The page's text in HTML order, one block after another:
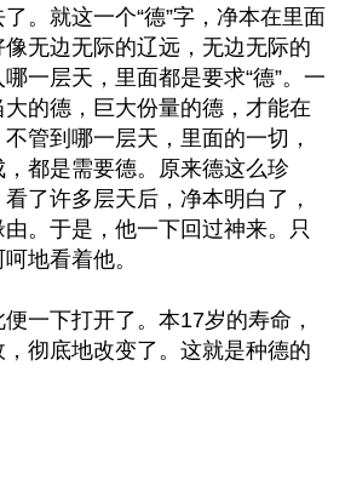
。就这一个“德”字，净本在里面
无边无际的辽远，无边无际的
一层天，里面都是要求“德”。一
的德，巨大份量的德，才能在
管到哪一层天，里面的一切，
都是需要德。原来德这么珍
了许多层天后，净本明白了，
。于是，他一下回过神来。只
地看着他。
一下打开了。本17岁的寿命，
彻底地改变了。这就是种德的